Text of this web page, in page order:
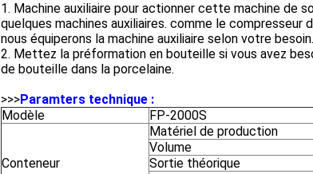
1. Machine auxiliaire pour actionner cette machine de
quelques machines auxiliaires. comme le compresseur
nous équiperons la machine auxiliaire selon votre besoin.
2. Mettez la préformation en bouteille si vous avez
de bouteille dans la porcelaine.
>>>Paramters technique :
Modèle
FP-2000S
Conteneur
Matériel de production
Volume
Sortie théorique